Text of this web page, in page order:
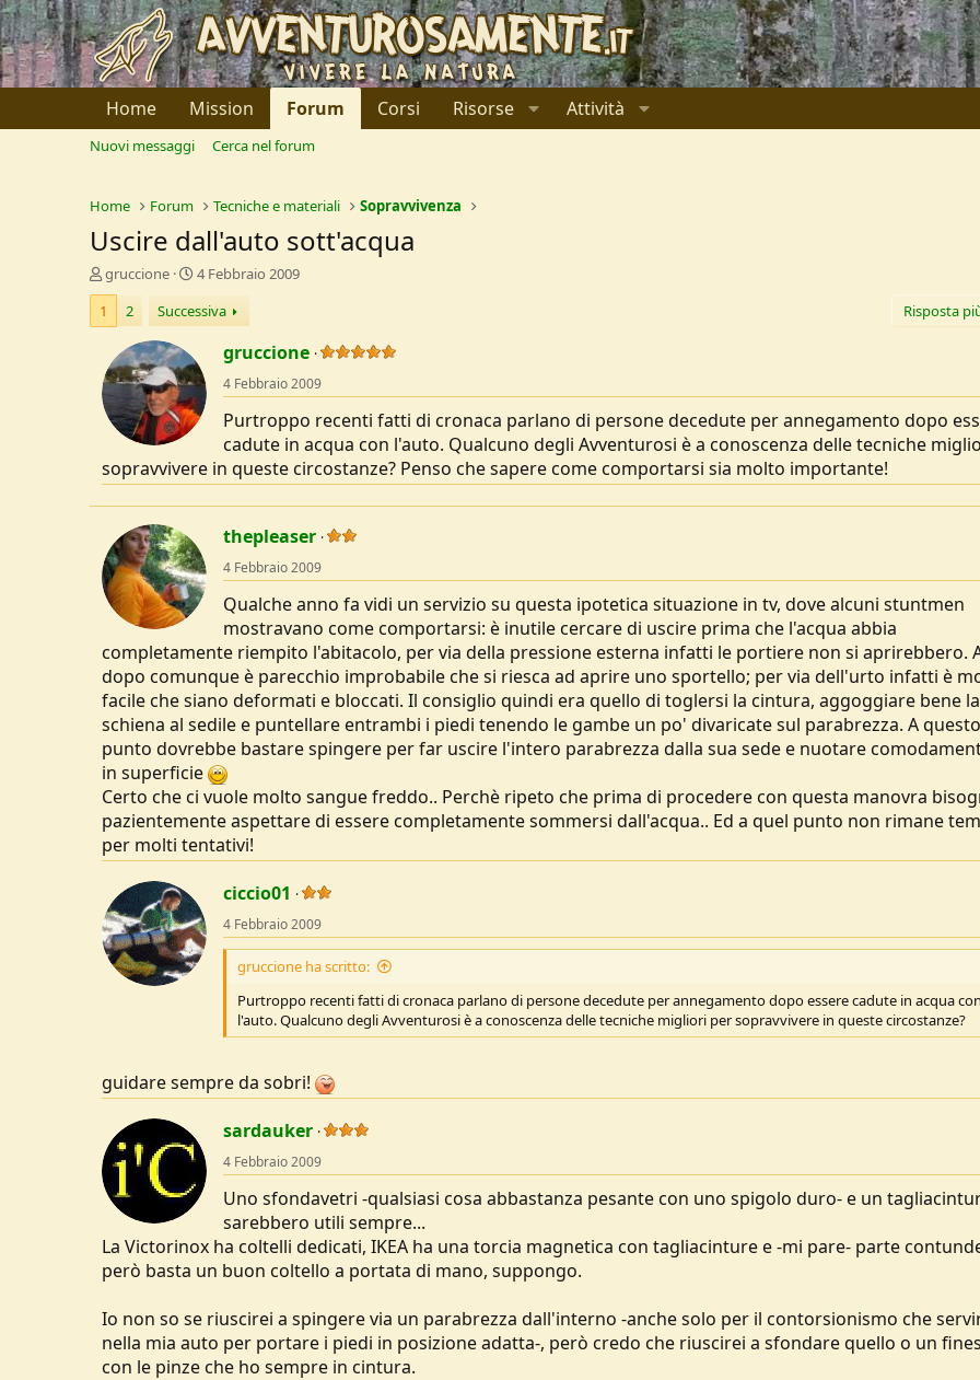
Home Mission Forum Corsi Risorse Attività
Nuovi messaggi Cerca nel forum
Home Forum Tecniche e materiali Sopravvivenza
Uscire dall'auto sott'acqua
C
r
e
a
o
r
e
D
s
c
u
s
i
o
n
gruccione
D
t
a
i
I
n
i
i
o
4 Febbraio 2009
1
2 Successiva Risposta
gruccione
4 Febbraio 2009
Purtroppo recenti fatti di cronaca parlano di persone decedute per annegamento dopo
cadute in acqua con l'auto. Qualcuno degli Avventurosi è a conoscenza delle tecniche
sopravvivere in queste circostanze? Penso che sapere come comportarsi sia molto importante!
thepleaser
4 Febbraio 2009
Qualche anno fa vidi un servizio su questa ipotetica situazione in tv, dove alcuni stuntmen
mostravano come comportarsi: è inutile cercare di uscire prima che l'acqua abbia
completamente riempito l'abitacolo, per via della pressione esterna infatti le portiere non si aprirebbero.
dopo comunque è parecchio improbabile che si riesca ad aprire uno sportello; per via dell'urto infatti è
facile che siano deformati e bloccati. Il consiglio quindi era quello di toglersi la cintura, aggoggiare bene la
schiena al sedile e puntellare entrambi i piedi tenendo le gambe un po' divaricate sul parabrezza. A questo
punto dovrebbe bastare spingere per far uscire l'intero parabrezza dalla sua sede e nuotare
in superficie
Certo che ci vuole molto sangue freddo.. Perchè ripeto che prima di procedere con questa manovra
pazientemente aspettare di essere completamente sommersi dall'acqua.. Ed a quel punto non rimane
per molti tentativi!
ciccio01
4 Febbraio 2009
gruccione ha scritto:
Purtroppo recenti fatti di cronaca parlano di persone decedute per annegamento dopo essere cadute in acqua con
l'auto. Qualcuno degli Avventurosi è a conoscenza delle tecniche migliori per sopravvivere in queste circostanze?
guidare sempre da sobri!
sardauker
4 Febbraio 2009
Uno sfondavetri -qualsiasi cosa abbastanza pesante con uno spigolo duro- e un
sarebbero utili sempre...
La Victorinox ha coltelli dedicati, IKEA ha una torcia magnetica con tagliacinture e -mi pare- parte
però basta un buon coltello a portata di mano, suppongo.
Io non so se riuscirei a spingere via un parabrezza dall'interno -anche solo per il contorsionismo che
nella mia auto per portare i piedi in posizione adatta-, però credo che riuscirei a sfondare quello o un
con le pinze che ho sempre in cintura.